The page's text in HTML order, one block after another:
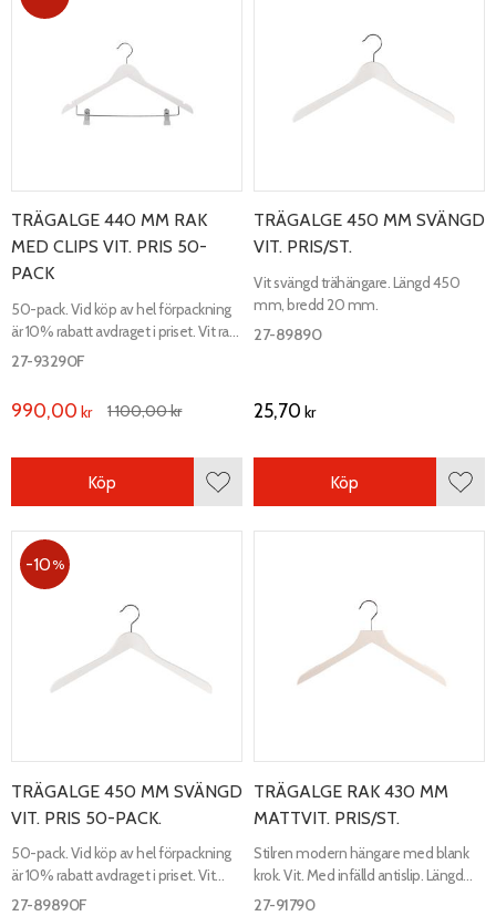
TRÄGALGE 440 MM RAK
MED CLIPS VIT. PRIS 50-
PACK
50-pack. Vid köp av hel förpackning
är 10% rabatt avdraget i priset. Vit rak
trähängare med clips. Längd 440
27-93290F
990,00 kr 1 100,00kr
Lägg till i favoriter
Köp
TRÄGALGE 450 MM SVÄNGD
VIT. PRIS/ST.
Vit svängd trähängare. Längd 450
mm, bredd 20 mm.
27-89890
25,70 kr
Köp
TRÄGALGE 450 MM SVÄNGD
VIT. PRIS 50-PACK.
50-pack. Vid köp av hel förpackning
är 10% rabatt avdraget i priset. Vit
svängd trähängare. Längd 450 mm,
27-89890F
10%
TRÄGALGE RAK 430 MM
MATTVIT. PRIS/ST.
Stilren modern hängare med blank
krok. Vit. Med infälld antislip. Längd
430 mm, bredd 12 mm.
27-91790